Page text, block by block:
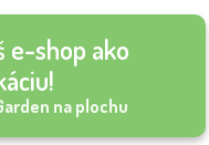
e-shop ako
na plochu